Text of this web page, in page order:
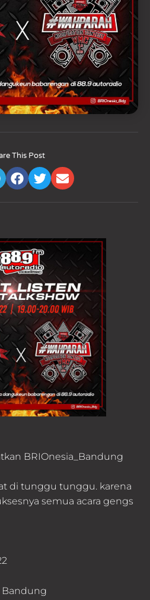
This Post
BRIOnesia_Bandung
di tunggu tunggu. karena
semua acara gengs
Bandung